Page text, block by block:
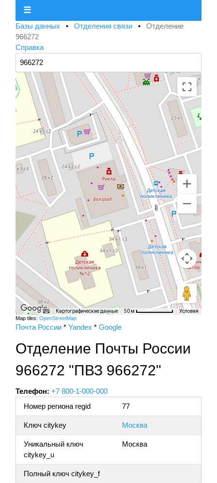
☰
Базы данных • Отделения связи • Отделение
966272
Справка
Картографические данные 50 м Условия
Map tiles: OpenStreetMap
Почта России * Yandex * Google
Отделение Почты России
966272 "ПВЗ 966272"
Телефон: +7 800-1-000-000
Номер региона regid
77
Ключ citykey Москва
Уникальный ключ
citykey_u
Москва
Полный ключ citykey_f